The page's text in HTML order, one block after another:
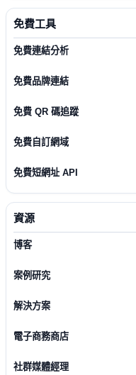
免費工具
免費連結分析
免費品牌連結
免費 QR 碼追蹤
免費自訂網域
免費短網址 API
資源
博客
案例研究
解決方案
電子商務商店
社群媒體經理